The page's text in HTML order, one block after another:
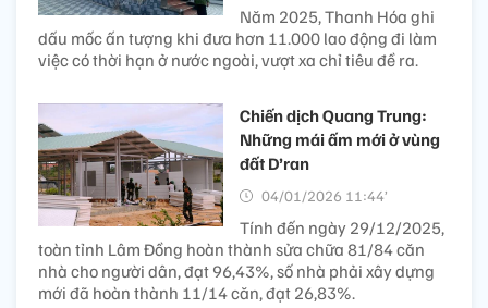
Năm 2025, Thanh Hóa ghi
dấu mốc ấn tượng khi đưa hơn 11.000 lao động đi làm
việc có thời hạn ở nước ngoài, vượt xa chỉ tiêu đề ra.
Chiến dịch Quang Trung:
Những mái ấm mới ở vùng
đất D’ran
04/01/2026 11:44’
Tính đến ngày 29/12/2025,
toàn tỉnh Lâm Đồng hoàn thành sửa chữa 81/84 căn
nhà cho người dân, đạt 96,43%, số nhà phải xây dựng
mới đã hoàn thành 11/14 căn, đạt 26,83%.